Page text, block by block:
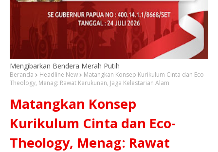
Mengibarkan Bendera Merah Putih
Beranda Headline New
Matangkan Konsep Kurikulum Cinta dan Eco-
Theology, Menag: Rawat Kerukunan, Jaga Kelestarian Alam
Matangkan Konsep
Kurikulum Cinta dan Eco-
Theology, Menag: Rawat